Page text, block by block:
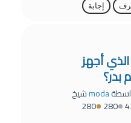
إجابة
أجهز
modaشيخ
280
280